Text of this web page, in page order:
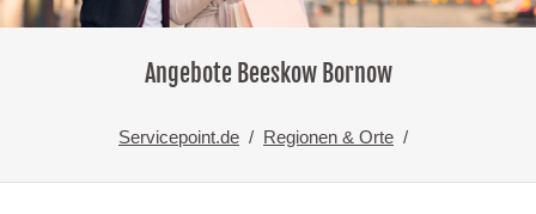
Angebote Beeskow Bornow
Servicepoint.de Regionen & Orte